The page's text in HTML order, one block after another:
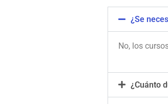
¿Se
No, los
¿Cuánto